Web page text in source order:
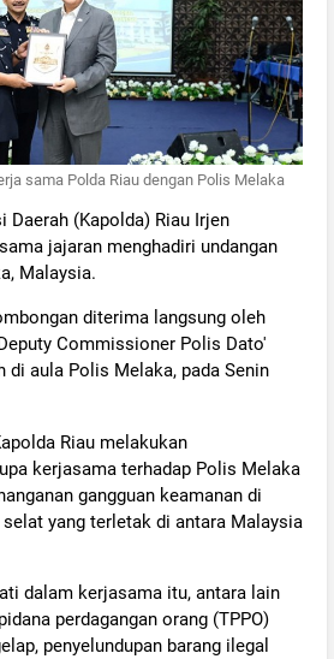
sama Polda Riau dengan Polis Melaka
Daerah (Kapolda) Riau Irjen
jajaran menghadiri undangan
Malaysia.
diterima langsung oleh
Commissioner Polis Dato'
di aula Polis Melaka, pada Senin
Riau melakukan
kerjasama terhadap Polis Melaka
gangguan keamanan di
yang terletak di antara Malaysia
dalam kerjasama itu, antara lain
perdagangan orang (TPPO)
penyelundupan barang ilegal